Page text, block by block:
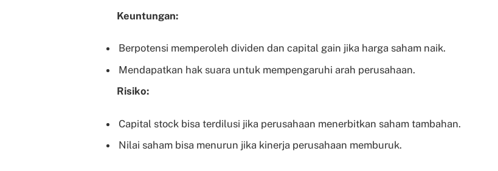
Keuntungan:
Berpotensi memperoleh dividen dan capital gain jika harga saham naik.
Mendapatkan hak suara untuk mempengaruhi arah perusahaan.
Risiko:
Capital stock bisa terdilusi jika perusahaan menerbitkan saham tambahan.
Nilai saham bisa menurun jika kinerja perusahaan memburuk.